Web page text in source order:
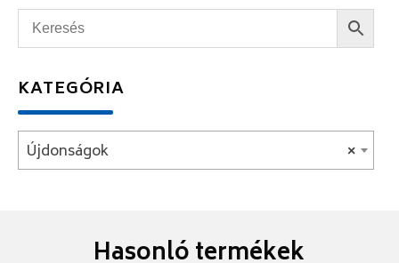
KATEGÓRIA
×
Újdonságok
Hasonló termékek